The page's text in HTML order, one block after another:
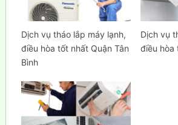
Dịch vụ tháo lắp máy lạnh,
điều hòa tốt nhất Quận Tân
Bình
Dịch vụ
điều hòa